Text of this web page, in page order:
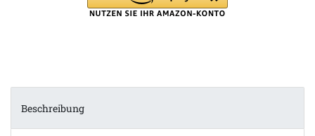
Beschreibung